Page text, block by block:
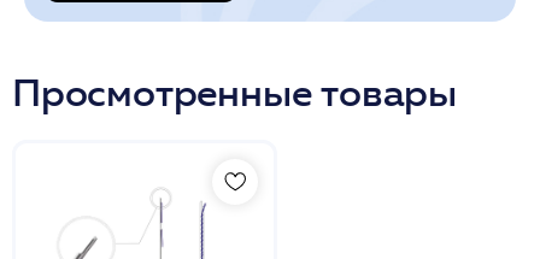
Просмотренные товары